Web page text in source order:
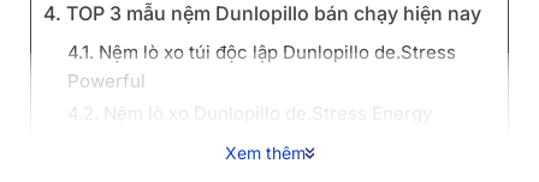
4. TOP 3 mẫu nệm Dunlopillo bán chạy hiện nay
4.1. Nệm lò xo túi độc lập Dunlopillo de.Stress
Powerful
4.2. Nệm lò xo Dunlopillo de.Stress Energy
4.3. Nệm lò xo Dunlopillo de.Stress Release
Xem thêm